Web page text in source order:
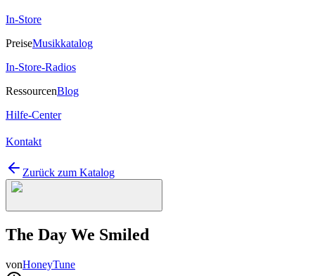
In-Store
PreiseMusikkatalog
In-Store-Radios
RessourcenBlog
Hilfe-Center
Kontakt
Zurück zum Katalog
The Day We Smiled
vonHoneyTune